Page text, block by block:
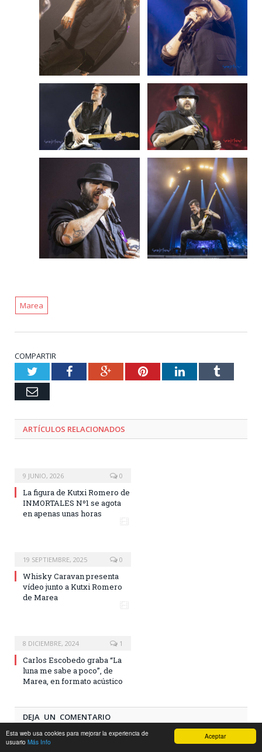
Aceptar
Esta web usa cookies para mejorar la experiencia de
usuario Más Info
Marea
COMPARTIR
TwitterFacebookGoogle+PinterestLinkedInTumblr
Email
ARTÍCULOS RELACIONADOS
9 JUNIO, 2026 0
La figura de Kutxi Romero de
INMORTALES Nº1 se agota
en apenas unas horas
19 SEPTIEMBRE, 2025 0
Whisky Caravan presenta
vídeo junto a Kutxi Romero
de Marea
8 DICIEMBRE, 2024 1
Carlos Escobedo graba “La
luna me sabe a poco”, de
Marea, en formato acústico
DEJA UN COMENTARIO